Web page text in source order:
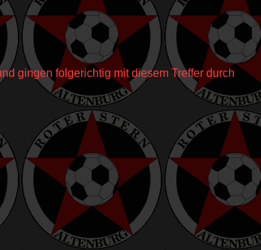
gingen folgerichtig mit diesem Treffer durch